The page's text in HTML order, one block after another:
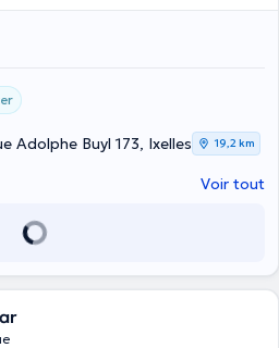
Adolphe Buyl 173, Ixelles 19,2 km
Voir tout